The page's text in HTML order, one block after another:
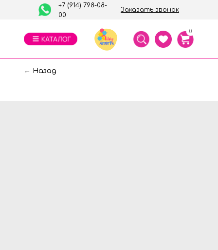
Заказать звонок
+7 (914) 798-08-
00
0
← Назад